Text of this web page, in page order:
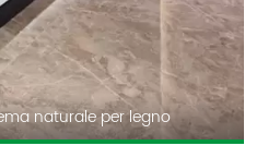
naturale per legno